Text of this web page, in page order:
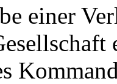
einer